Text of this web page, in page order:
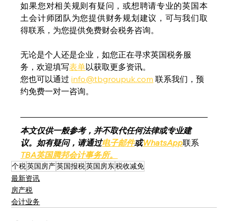
如果您对相关规则有疑问，或想聘请专业的英国本
土会计师团队为您提供财务规划建议，可与我们取
得联系，为您提供免费财会税务咨询。
无论是个人还是企业，如您正在寻求英国税务服
务，欢迎填写表单以获取更多资讯。
您也可以通过 info@tbgroupuk.com 联系我们，预
约免费一对一咨询。
本文仅供一般参考，并不取代任何法律或专业建
议。如有疑问，请通过电子邮件或WhatsApp联系
TBA英国腾邦会计事务所。
个税英国房产英国报税英国房东税收减免
最新资讯
房产税
会计业务